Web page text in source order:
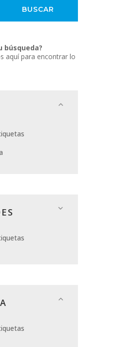
búsqueda?
aquí para encontrar lo